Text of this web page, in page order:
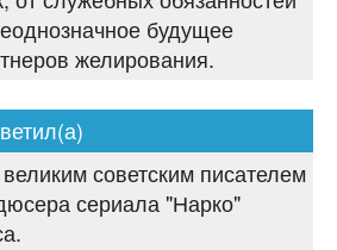
будущее
желирования.
советским писателем
сериала "Нарко"